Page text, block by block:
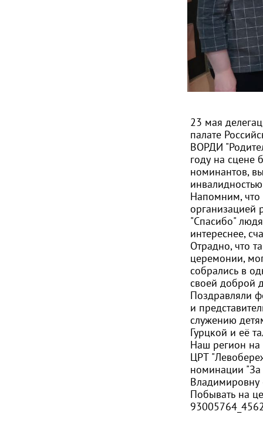
23 мая
палате
ВОРДИ
году на сцене
номинантов,
Напомним, что
организацией
"Спасибо"
интереснее,
Отрадно, что
церемонии,
собрались в
своей доброй
Поздравляли
и
служению
Гурцкой и её
Наш регион на
ЦРТ
номинации "За
Владимировну
Побывать на